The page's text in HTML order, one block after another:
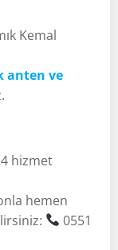
Kemal
anten ve
hizmet
hemen
0551